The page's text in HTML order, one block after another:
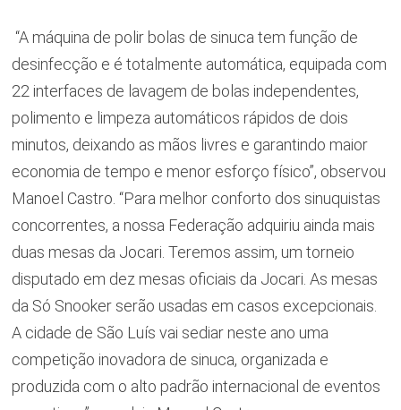
“A máquina de polir bolas de sinuca tem função de
desinfecção e é totalmente automática, equipada com
22 interfaces de lavagem de bolas independentes,
polimento e limpeza automáticos rápidos de dois
minutos, deixando as mãos livres e garantindo maior
economia de tempo e menor esforço físico”, observou
Manoel Castro. “Para melhor conforto dos sinuquistas
concorrentes, a nossa Federação adquiriu ainda mais
duas mesas da Jocari. Teremos assim, um torneio
disputado em dez mesas oficiais da Jocari. As mesas
da Só Snooker serão usadas em casos excepcionais.
A cidade de São Luís vai sediar neste ano uma
competição inovadora de sinuca, organizada e
produzida com o alto padrão internacional de eventos